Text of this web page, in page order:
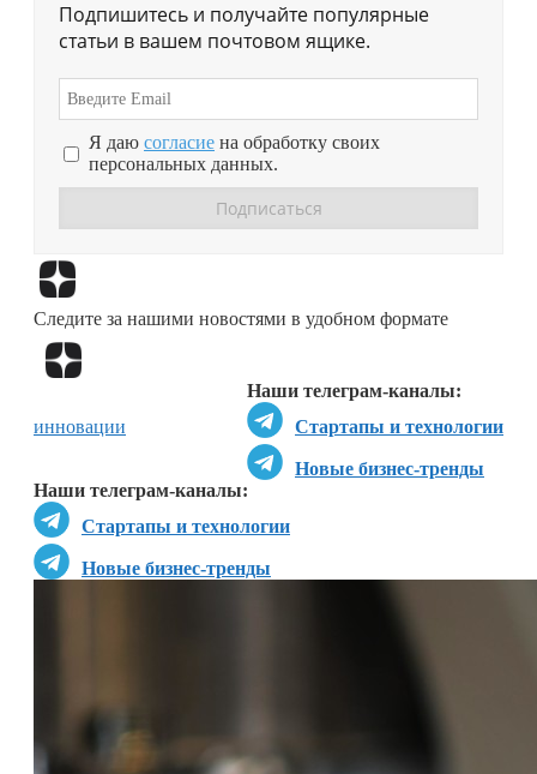
Подпишитесь и получайте популярные
статьи в вашем почтовом ящике.
Я даю согласие на обработку своих
персональных данных.
Следите за нашими новостями в удобном формате
Наши телеграм-каналы:
Стартапы и технологии
Новые бизнес-тренды
Наши телеграм-каналы:
Стартапы и технологии
Новые бизнес-тренды
инновации